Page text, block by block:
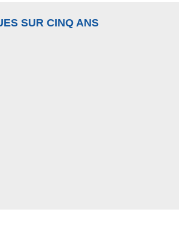
SUR CINQ ANS